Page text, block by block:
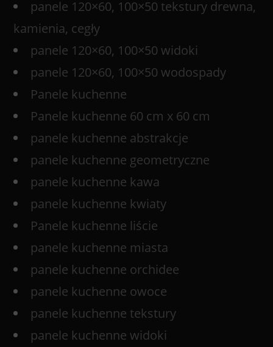
panele 120×60, 100×50 tekstury drewna,
kamienia, cegły
panele 120×60, 100×50 widoki
panele 120×60, 100×50 wodospady
Panele kuchenne
Panele kuchenne 60 cm x 60 cm
panele kuchenne abstrakcje
panele kuchenne geometryczne
panele kuchenne kawa
panele kuchenne kwiaty
Panele kuchenne liście
panele kuchenne miasta
panele kuchenne orchidee
panele kuchenne owoce
panele kuchenne tekstury
panele kuchenne widoki